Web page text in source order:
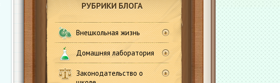
РУБРИКИ БЛОГА
Внешкольная жизнь
Домашняя лаборатория
Законодательство о